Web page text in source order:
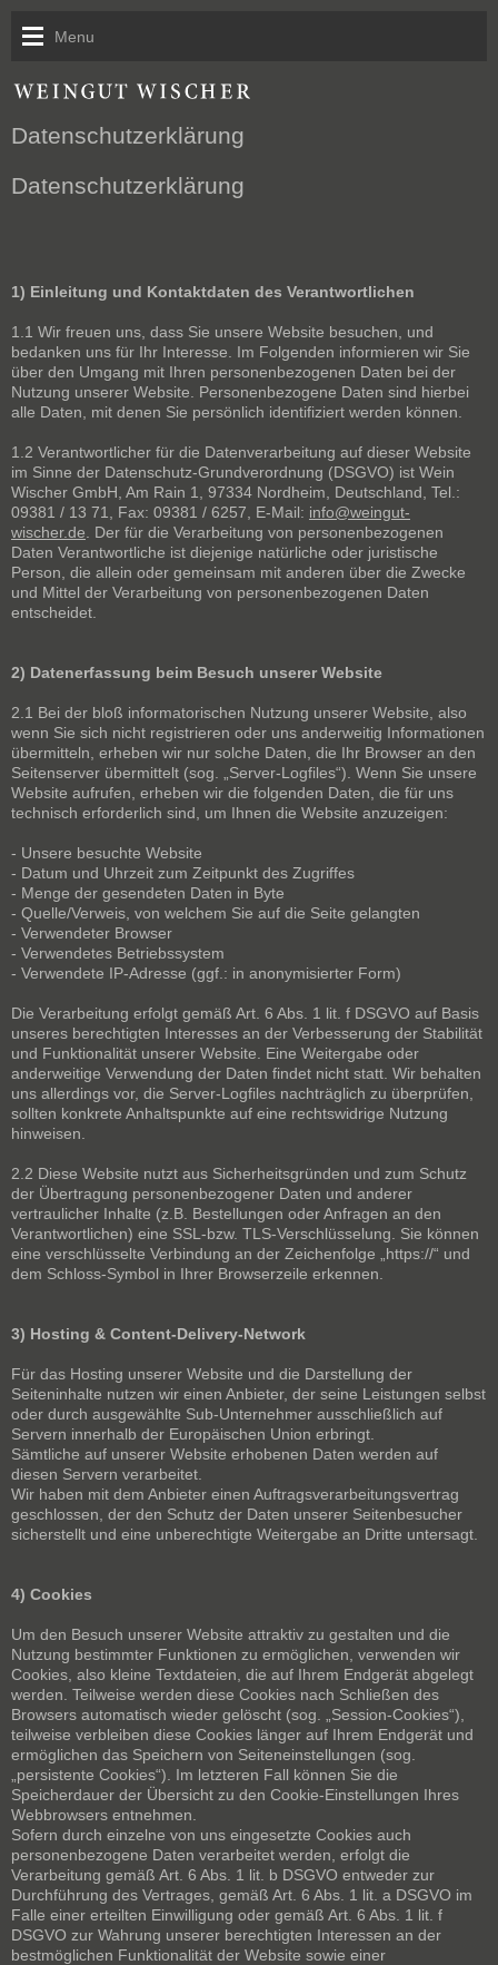
Menu
Datenschutzerklärung
Datenschutzerklärung
1) Einleitung und Kontaktdaten des Verantwortlichen
1.1 Wir freuen uns, dass Sie unsere Website besuchen, und
bedanken uns für Ihr Interesse. Im Folgenden informieren wir Sie
über den Umgang mit Ihren personenbezogenen Daten bei der
Nutzung unserer Website. Personenbezogene Daten sind hierbei
alle Daten, mit denen Sie persönlich identifiziert werden können.
1.2 Verantwortlicher für die Datenverarbeitung auf dieser Website
im Sinne der Datenschutz-Grundverordnung (DSGVO) ist Wein
Wischer GmbH, Am Rain 1, 97334 Nordheim, Deutschland, Tel.:
09381 / 13 71, Fax: 09381 / 6257, E-Mail: info@weingut-
wischer.de . Der für die Verarbeitung von personenbezogenen
Daten Verantwortliche ist diejenige natürliche oder juristische
Person, die allein oder gemeinsam mit anderen über die Zwecke
und Mittel der Verarbeitung von personenbezogenen Daten
entscheidet.
2) Datenerfassung beim Besuch unserer Website
2.1 Bei der bloß informatorischen Nutzung unserer Website, also
wenn Sie sich nicht registrieren oder uns anderweitig Informationen
übermitteln, erheben wir nur solche Daten, die Ihr Browser an den
Seitenserver übermittelt (sog. „Server-Logfiles“). Wenn Sie unsere
Website aufrufen, erheben wir die folgenden Daten, die für uns
technisch erforderlich sind, um Ihnen die Website anzuzeigen:
- Unsere besuchte Website
- Datum und Uhrzeit zum Zeitpunkt des Zugriffes
- Menge der gesendeten Daten in Byte
- Quelle/Verweis, von welchem Sie auf die Seite gelangten
- Verwendeter Browser
- Verwendetes Betriebssystem
- Verwendete IP-Adresse (ggf.: in anonymisierter Form)
Die Verarbeitung erfolgt gemäß Art. 6 Abs. 1 lit. f DSGVO auf Basis
unseres berechtigten Interesses an der Verbesserung der Stabilität
und Funktionalität unserer Website. Eine Weitergabe oder
anderweitige Verwendung der Daten findet nicht statt. Wir behalten
uns allerdings vor, die Server-Logfiles nachträglich zu überprüfen,
sollten konkrete Anhaltspunkte auf eine rechtswidrige Nutzung
hinweisen.
2.2 Diese Website nutzt aus Sicherheitsgründen und zum Schutz
der Übertragung personenbezogener Daten und anderer
vertraulicher Inhalte (z.B. Bestellungen oder Anfragen an den
Verantwortlichen) eine SSL-bzw. TLS-Verschlüsselung. Sie können
eine verschlüsselte Verbindung an der Zeichenfolge „https://“ und
dem Schloss-Symbol in Ihrer Browserzeile erkennen.
3) Hosting & Content-Delivery-Network
Für das Hosting unserer Website und die Darstellung der
Seiteninhalte nutzen wir einen Anbieter, der seine Leistungen selbst
oder durch ausgewählte Sub-Unternehmer ausschließlich auf
Servern innerhalb der Europäischen Union erbringt.
Sämtliche auf unserer Website erhobenen Daten werden auf
diesen Servern verarbeitet.
Wir haben mit dem Anbieter einen Auftragsverarbeitungsvertrag
geschlossen, der den Schutz der Daten unserer Seitenbesucher
sicherstellt und eine unberechtigte Weitergabe an Dritte untersagt.
4) Cookies
Um den Besuch unserer Website attraktiv zu gestalten und die
Nutzung bestimmter Funktionen zu ermöglichen, verwenden wir
Cookies, also kleine Textdateien, die auf Ihrem Endgerät abgelegt
werden. Teilweise werden diese Cookies nach Schließen des
Browsers automatisch wieder gelöscht (sog. „Session-Cookies“),
teilweise verbleiben diese Cookies länger auf Ihrem Endgerät und
ermöglichen das Speichern von Seiteneinstellungen (sog.
„persistente Cookies“). Im letzteren Fall können Sie die
Speicherdauer der Übersicht zu den Cookie-Einstellungen Ihres
Webbrowsers entnehmen.
Sofern durch einzelne von uns eingesetzte Cookies auch
personenbezogene Daten verarbeitet werden, erfolgt die
Verarbeitung gemäß Art. 6 Abs. 1 lit. b DSGVO entweder zur
Durchführung des Vertrages, gemäß Art. 6 Abs. 1 lit. a DSGVO im
Falle einer erteilten Einwilligung oder gemäß Art. 6 Abs. 1 lit. f
DSGVO zur Wahrung unserer berechtigten Interessen an der
bestmöglichen Funktionalität der Website sowie einer